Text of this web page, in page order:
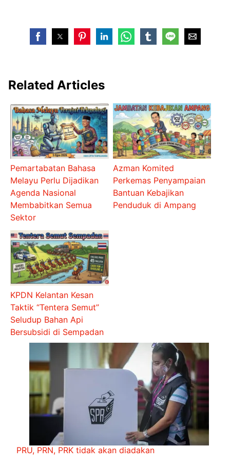
Related Articles
Pemartabatan Bahasa
Melayu Perlu Dijadikan
Agenda Nasional
Membabitkan Semua
Sektor
Azman Komited
Perkemas Penyampaian
Bantuan Kebajikan
Penduduk di Ampang
KPDN Kelantan Kesan
Taktik “Tentera Semut”
Seludup Bahan Api
Bersubsidi di Sempadan
PRU, PRN, PRK tidak akan diadakan